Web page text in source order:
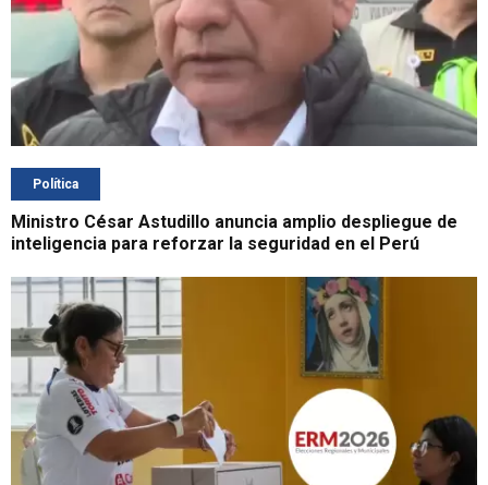
Política
Ministro César Astudillo anuncia amplio despliegue de
inteligencia para reforzar la seguridad en el Perú